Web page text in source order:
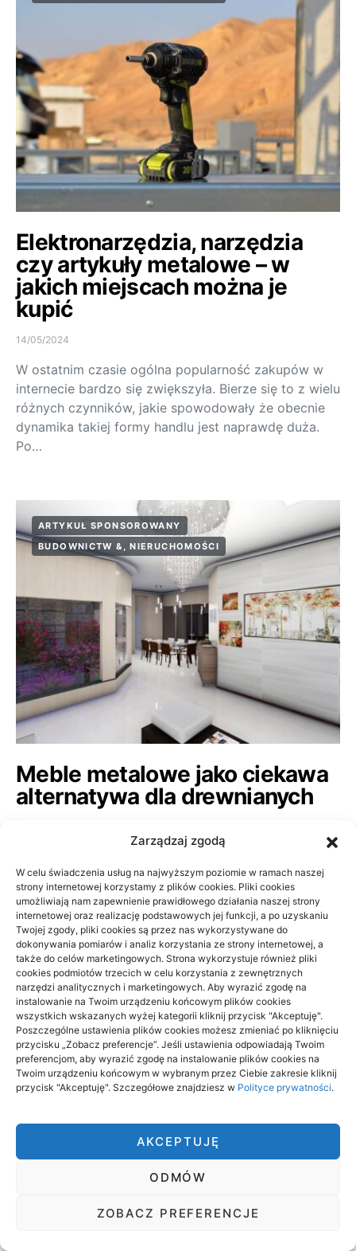
Zarządzaj zgodą
W celu świadczenia usług na najwyższym poziomie w ramach naszej
strony internetowej korzystamy z plików cookies. Pliki cookies
umożliwiają nam zapewnienie prawidłowego działania naszej strony
internetowej oraz realizację podstawowych jej funkcji, a po uzyskaniu
Twojej zgody, pliki cookies są przez nas wykorzystywane do
dokonywania pomiarów i analiz korzystania ze strony internetowej, a
także do celów marketingowych. Strona wykorzystuje również pliki
cookies podmiotów trzecich w celu korzystania z zewnętrznych
narzędzi analitycznych i marketingowych. Aby wyrazić zgodę na
instalowanie na Twoim urządzeniu końcowym plików cookies
wszystkich wskazanych wyżej kategorii kliknij przycisk "Akceptuję".
Poszczególne ustawienia plików cookies możesz zmieniać po kliknięciu
przycisku „Zobacz preferencje”. Jeśli ustawienia odpowiadają Twoim
preferencjom, aby wyrazić zgodę na instalowanie plików cookies na
Twoim urządzeniu końcowym w wybranym przez Ciebie zakresie kliknij
przycisk "Akceptuję". Szczegółowe znajdziesz w Polityce prywatności.
AKCEPTUJĘ
ODMÓW
ZOBACZ PREFERENCJE
Elektronarzędzia, narzędzia
czy artykuły metalowe – w
jakich miejscach można je
kupić
14/05/2024
W ostatnim czasie ogólna popularność zakupów w
internecie bardzo się zwiększyła. Bierze się to z wielu
różnych czynników, jakie spowodowały że obecnie
dynamika takiej formy handlu jest naprawdę duża.
Po…
ARTYKUŁ SPONSOROWANY
BUDOWNICTW &, NIERUCHOMOŚCI
Meble metalowe jako ciekawa
alternatywa dla drewnianych
zwykłych, wykonanych z płyt wiórowych. Zapewne
jakieś osoby będą twierdzić, że niezbyt ładnie
wyglądają, lecz obecnie producenci proponują tak
dużo wzorów i kolorów, że…
AKTUALNOŚCI
Panele winylowe: klejone czy na klik na
podłogówkę
06/08/2026
RODO, rejestracja